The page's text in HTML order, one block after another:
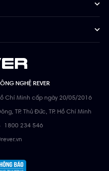
NGHỆ REVER
Chí Minh cấp ngày 20/05/2016
TP. Thủ Đức, TP. Hồ Chí Minh
1800 234 546